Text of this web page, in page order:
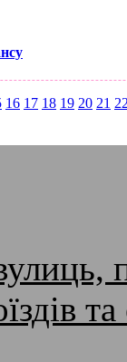
16 17 18 19 20 21